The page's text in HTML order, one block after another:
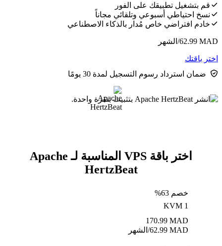
قم بتشغيل تطبيقك على الفور
نسخ احتياطي أسبوعي وتلقائي مجاناً
خادم افتراضي خاص مُدار بالذكاء الاصطناعي
MAD
62.99/الشهر
اختر باقتك
ضمان استرداد رسوم التسجيل لمدة 30 يومًا
اختر باقة VPS المناسبة لـ Apache
HertzBeat
خصم 63%
KVM 1
MAD
170.99
MAD
62.99/الشهر